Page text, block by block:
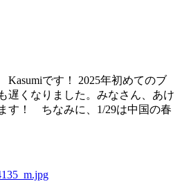
です！ 2025年初めてのブ
遅くなりました。みなさん、あけ
す！ ちなみに、1/29は中国の春